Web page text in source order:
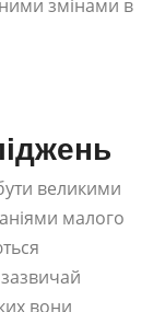
змінами в
великими
малого
вони